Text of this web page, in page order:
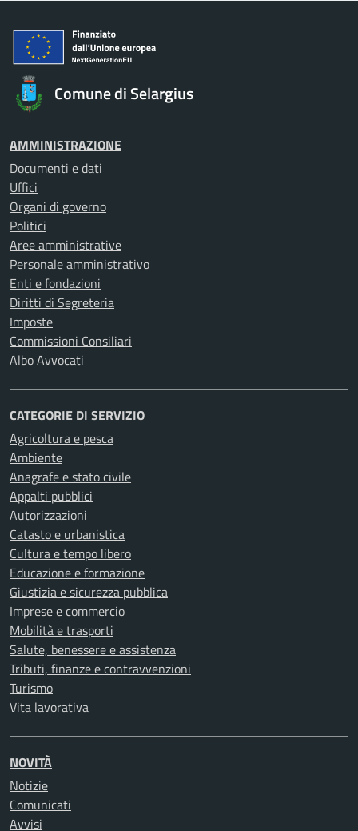
Comune di Selargius
AMMINISTRAZIONE
Documenti e dati
Uffici
Organi di governo
Politici
Aree amministrative
Personale amministrativo
Enti e fondazioni
Diritti di Segreteria
Imposte
Commissioni Consiliari
Albo Avvocati
CATEGORIE DI SERVIZIO
Agricoltura e pesca
Ambiente
Anagrafe e stato civile
Appalti pubblici
Autorizzazioni
Catasto e urbanistica
Cultura e tempo libero
Educazione e formazione
Giustizia e sicurezza pubblica
Imprese e commercio
Mobilità e trasporti
Salute, benessere e assistenza
Tributi, finanze e contravvenzioni
Turismo
Vita lavorativa
NOVITÀ
Notizie
Comunicati
Avvisi